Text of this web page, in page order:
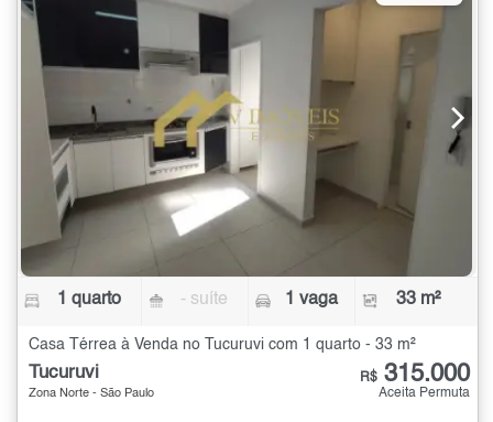
1 quarto - suíte 1 vaga 33 m²
Casa Térrea à Venda no Tucuruvi com 1 quarto - 33 m²
Tucuruvi
Zona Norte - São Paulo
R$ 315.000
Aceita Permuta